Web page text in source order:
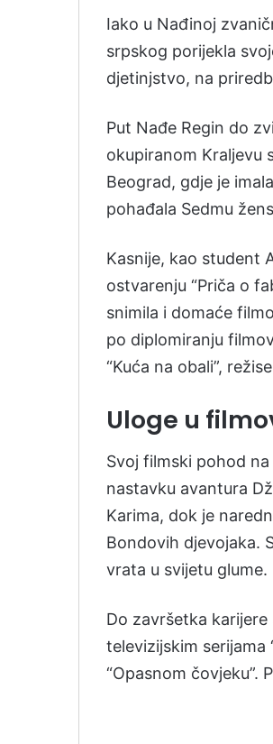
Iako u Nađinoj
srpskog porijekla
djetinjstvo, na
Put Nađe Regin do
okupiranom Kraljevu
Beograd, gdje je
pohađala Sedmu
Kasnije, kao student
ostvarenju “Priča o
snimila i domaće
po diplomiranju
“Kuća na obali”,
Uloge u
Svoj filmski pohod
nastavku avantura
Karima, dok je
Bondovih djevojaka.
vrata u svijetu glume.
Do završetka karijere
televizijskim serijama
“Opasnom čovjeku”.